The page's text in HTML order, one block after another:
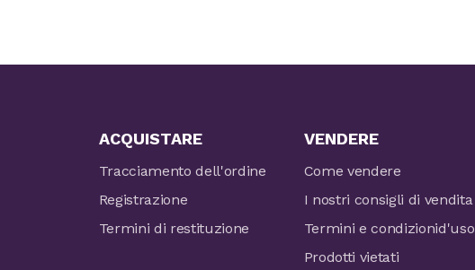
ACQUISTARE
Tracciamento dell'ordine
Registrazione
Termini di restituzione
VENDERE
Come vendere
I nostri consigli di vendita
Termini e condizionid'uso
Prodotti vietati